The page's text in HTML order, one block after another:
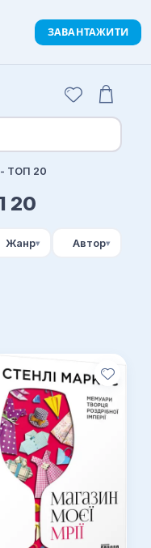
- ТОП 20
20
Жанр Автор
ЗАВАНТАЖИТИ